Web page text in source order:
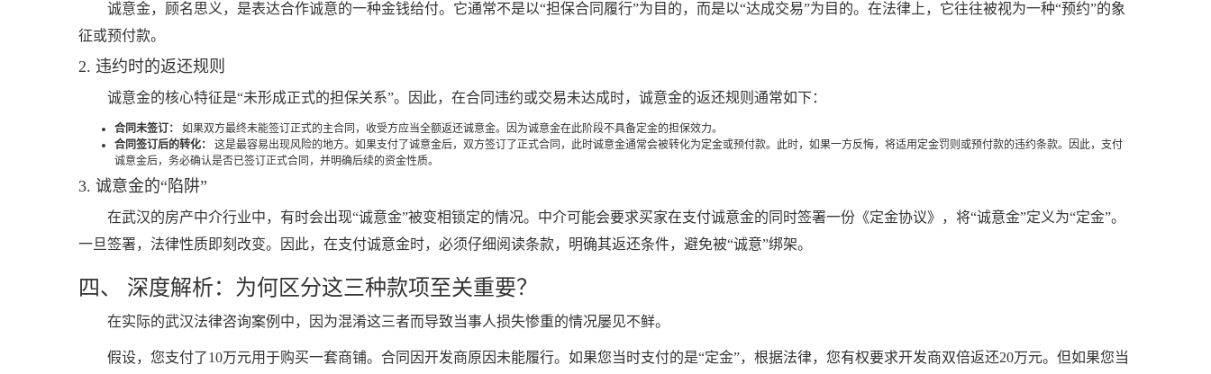
诚意金，顾名思义，是表达合作诚意的一种金钱给付。它通常不是以“担保合同履行”为目的，而是以“达成交易”为目的。在法律上，它往往被视为一种“预约”的象
征或预付款。
2. 违约时的返还规则
诚意金的核心特征是“未形成正式的担保关系”。因此，在合同违约或交易未达成时，诚意金的返还规则通常如下：
合同未签订：
如果双方最终未能签订正式的主合同，收受方应当全额返还诚意金。因为诚意金在此阶段不具备定金的担保效力。
合同签订后的转化：
这是最容易出现风险的地方。如果支付了诚意金后，双方签订了正式合同，此时诚意金通常会被转化为定金或预付款。此时，如果一方反悔，将适用定金罚则或预付款的违约条款。因此，支付
诚意金后，务必确认是否已签订正式合同，并明确后续的资金性质。
3. 诚意金的“陷阱”
在武汉的房产中介行业中，有时会出现“诚意金”被变相锁定的情况。中介可能会要求买家在支付诚意金的同时签署一份《定金协议》，将“诚意金”定义为“定金”。
一旦签署，法律性质即刻改变。因此，在支付诚意金时，必须仔细阅读条款，明确其返还条件，避免被“诚意”绑架。
四、 深度解析：为何区分这三种款项至关重要？
在实际的武汉法律咨询案例中，因为混淆这三者而导致当事人损失惨重的情况屡见不鲜。
假设，您支付了10万元用于购买一套商铺。合同因开发商原因未能履行。如果您当时支付的是“定金”，根据法律，您有权要求开发商双倍返还20万元。但如果您当